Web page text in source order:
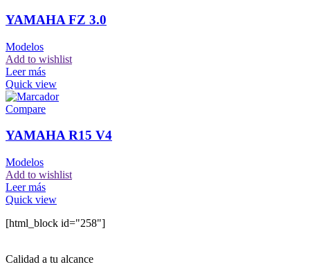
YAMAHA FZ 3.0
Modelos
Add to wishlist
Leer más
Quick view
Compare
YAMAHA R15 V4
Modelos
Add to wishlist
Leer más
Quick view
[html_block id="258"]
Calidad a tu alcance